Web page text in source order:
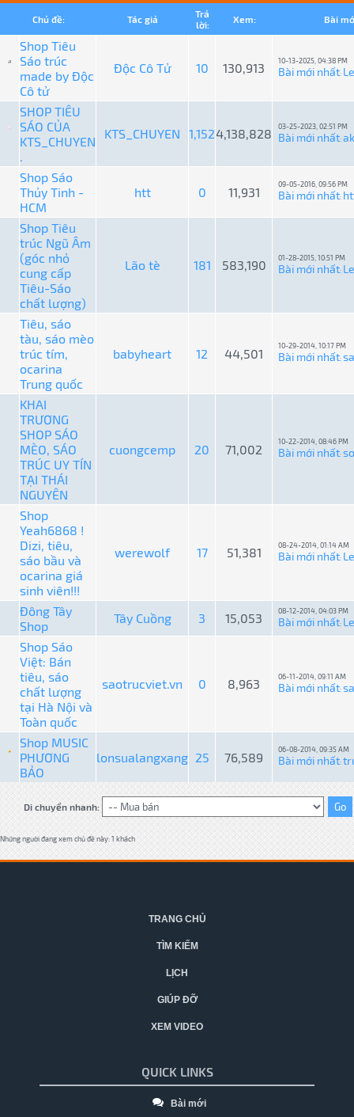
Chủ đề: Tác giả
Trả
lời:
Xem: Bài
Shop Tiêu
Sáo trúc
made by Độc
Cô tử
Độc Cô Tử 10 130,913 10-13-2025, 04:38 PM
Bài mới nhất:
SHOP TIÊU
SÁO CỦA
KTS_CHUYEN
.
KTS_CHUYEN 1,1524,138,828 03-25-2023, 02:51 PM
Bài mới nhất:
Shop Sáo
Thủy Tinh -
HCM
htt 0 11,931
09-05-2016, 09:56 PM
Bài mới nhất:
Shop Tiêu
trúc Ngũ Âm
(góc nhỏ
cung cấp
Tiêu-Sáo
chất lượng)
Lão tè 181 583,190 01-28-2015, 10:51 PM
Bài mới nhất:
Tiêu, sáo
tàu, sáo mèo
trúc tím,
ocarina
Trung quốc
babyheart 12 44,501
10-29-2014, 10:17 PM
Bài mới nhất:
KHAI
TRƯƠNG
SHOP SÁO
MÈO, SÁO
TRÚC UY TÍN
TẠI THÁI
NGUYÊN
cuongcemp 20 71,002
10-22-2014, 08:46 PM
Bài mới nhất:
Shop
Yeah6868 !
Dizi, tiêu,
sáo bầu và
ocarina giá
sinh viên!!!
werewolf 17 51,381 08-24-2014, 01:14 AM
Bài mới nhất:
Đông Tây
Shop
Tây Cuồng 3 15,053 08-12-2014, 04:03 PM
Bài mới nhất:
Shop Sáo
Việt: Bán
tiêu, sáo
chất lượng
tại Hà Nội và
Toàn quốc
saotrucviet.vn 0 8,963 06-11-2014, 09:11 AM
Bài mới nhất:
Shop MUSIC
PHƯƠNG
BẢO
lonsualangxang 25 76,589
06-08-2014, 09:35 AM
Bài mới nhất:
Di chuyển nhanh:
Những người đang xem chủ đề này: 1 khách
TRANG CHỦ
TÌM KIẾM
LỊCH
GIÚP ĐỠ
XEM VIDEO
QUICK LINKS
Bài mới